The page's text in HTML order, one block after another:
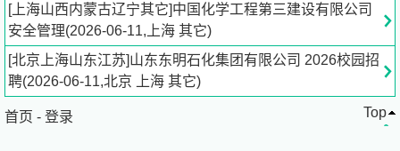
n
二、招聘专业需求
n
（一）工程类： 水利水电工程（岩土、地质专业等）、土木
工程、安全工程、水文学及水资源、储能工程（氢能等方
向）
[上海山西内蒙古辽宁其它]中国化学工程第三建设有限公司
安全管理(2026-06-11,上海 其它)
[北京上海山东江苏]山东东明石化集团有限公司 2026校园招
聘(2026-06-11,北京 上海 其它)
首页 - 登录 Top